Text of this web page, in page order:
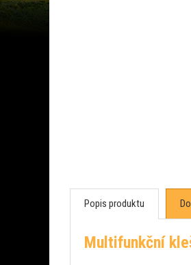
Popis produktu
Multifunkční